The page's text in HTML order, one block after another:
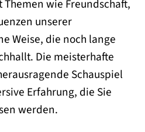
wie Freundschaft,
unserer
Weise, die noch lange
Die meisterhafte
Schauspiel
Erfahrung, die Sie
werden.